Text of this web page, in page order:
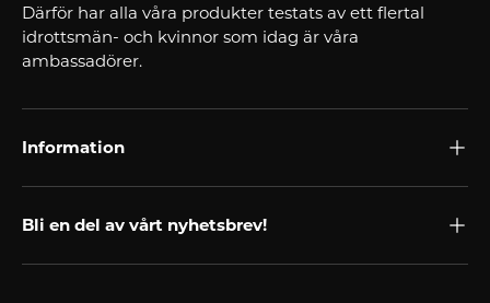
Därför har alla våra produkter testats av ett flertal
idrottsmän- och kvinnor som idag är våra
ambassadörer.
Information
Bli en del av vårt nyhetsbrev!